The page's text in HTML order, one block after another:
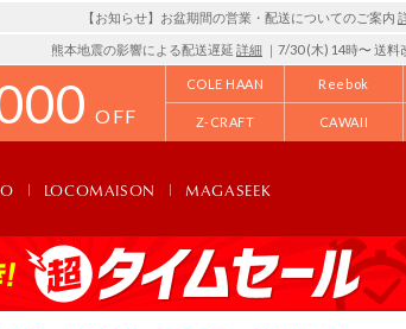
【お知らせ】お盆期間の営業・配送についてのご案内
熊本地震の影響による配送遅延 詳細 ｜7/30 (木) 14時〜 送料
OFF
COLE HAAN Reebok
Z-CRAFT CAWAII
LOCOMAISON MAGASEEK